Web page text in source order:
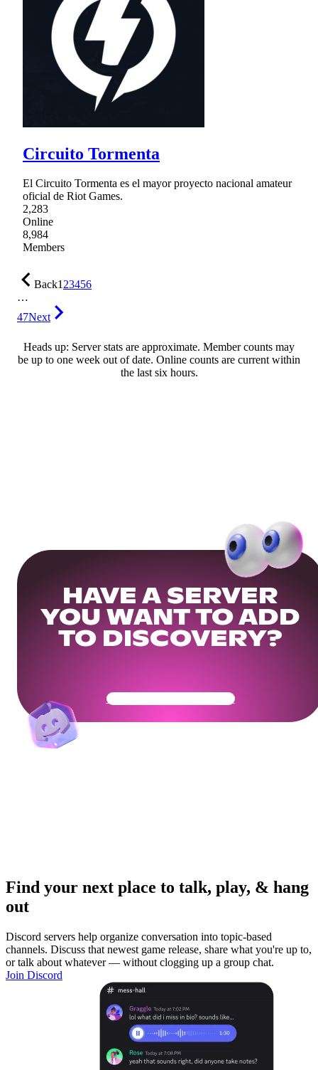
Circuito Tormenta
El Circuito Tormenta es el mayor proyecto nacional amateur
oficial de Riot Games.
2,283
Online
8,984
Members
Back123456
…
47Next
Heads up: Server stats are approximate. Member counts may
be up to one week out of date. Online counts are current within
the last six hours.
HAVE A SERVER
YOU WANT TO ADD
TO DISCOVERY?
Get Your Community Ready
Find your next place to talk, play, & hang
out
Discord servers help organize conversation into topic-based
channels. Discuss that newest game release, share what you're up to,
or talk about whatever — without clogging up a group chat.
Join Discord